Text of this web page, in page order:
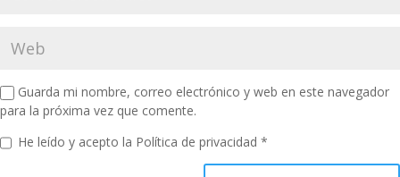
Guarda mi nombre, correo electrónico y web en este navegador
para la próxima vez que comente.
He leído y acepto la Política de privacidad *